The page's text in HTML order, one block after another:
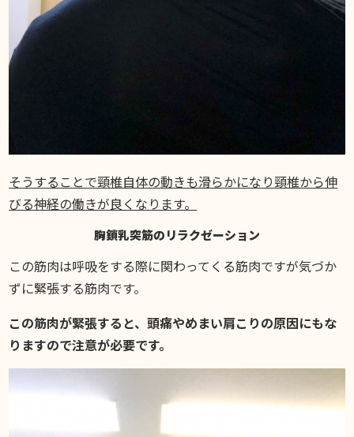
そうすることで頸椎自体の動きも滑らかになり頸椎から伸
びる神経の働きが良くなります。
胸鎖乳突筋のリラクゼーション
この筋肉は呼吸をする際に関わってくる筋肉ですが気づか
ずに緊張する筋肉です。
この筋肉が緊張すると、頭痛やめまい肩こりの原因にもな
りますので注意が必要です。